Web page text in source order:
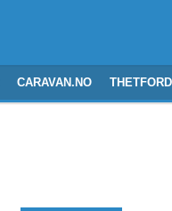
CARAVAN.NO THETFORD